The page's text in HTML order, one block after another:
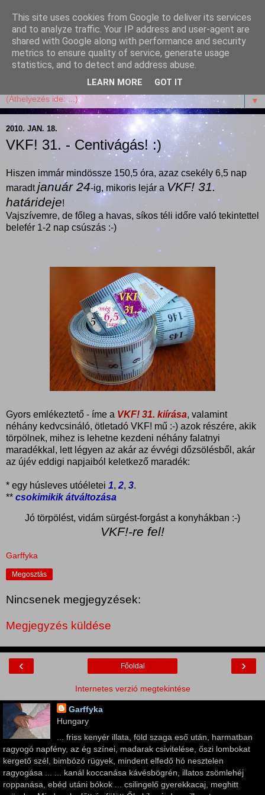
Garffyka
Szösszenetek a konyhámból, az életemből. Mosollyal,
receptekkel, vidámsággal, marcipánnal, csokival.
▼
2010. JAN. 18.
VKF! 31. - Centivágás! :)
Hiszen immár mindössze 150,5 óra, azaz csekély 6,5 nap
maradtjanuár 24-ig, mikoris lejár a VKF! 31.
határideje!
Vajszívemre, de főleg a havas, síkos téli időre való tekintettel
belefér 1-2 nap csúszás :-)
Gyors emlékeztető - íme a VKF! 31. kiírása, valamint
néhány kedvcsináló, ötletadó VKF! mű :-) azok részére, akik
törpölnek, mihez is lehetne kezdeni néhány falatnyi
maradékkal, lett légyen az akár az évvégi dőzsölésből, akár
az újév eddigi napjaiból keletkező maradék:
* egy húsleves utóéletei 1, 2, 3.
** csokimikik átváltozása
Jó törpölést, vidám sürgést-forgást a konyhákban :-)
VKF!-re fel!
Garffyka
Megosztás
Nincsenek megjegyzések:
Megjegyzés küldése
‹ ›
Főoldal
Internetes verzió megtekintése
Garffyka
Hungary
... friss kenyér illata, föld szaga eső után, harmatban
ragyogó napfény, az ég színei, madarak csivitelése, őszi lombokat
kergető szél, bimbózó rügyek, mindent elfedő hó nesztelen
ragyogása ... ... kanál koccanása kávésbögrén, illatos zsömlehéj
roppanása, ebéd utáni bókok ... csilingelő gyerekkacaj, meghitt
This site uses cookies from Google to deliver its services
and to analyze traffic. Your IP address and user-agent are
shared with Google along with performance and security
metrics to ensure quality of service, generate usage
statistics, and to detect and address abuse.
LEARN MORE GOT IT